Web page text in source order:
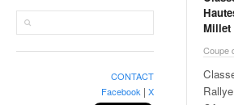
CONTACT
Facebook | X
Millet
Coupe